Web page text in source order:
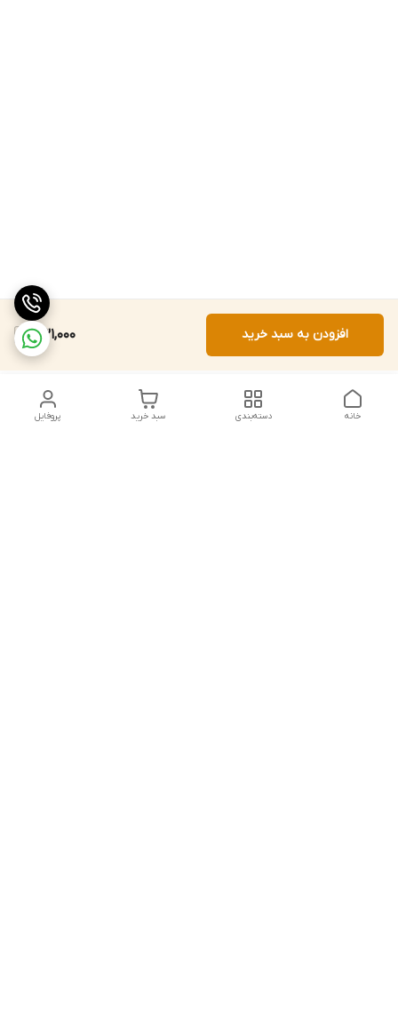
531,000 افزودن به سبد خرید
پروفایل سبد خرید دسته‌بندی خانه